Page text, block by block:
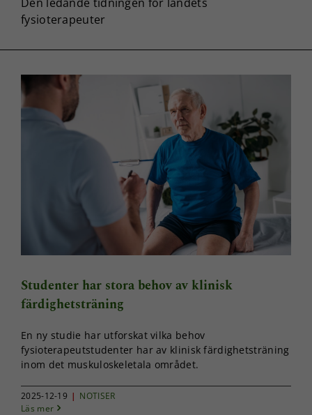
Studenter har stora behov av klinisk
färdighetsträning
En ny studie har utforskat vilka behov
fysioterapeutstudenter har av klinisk färdighetsträning
inom det muskuloskeletala området.
2025-12-19 | NOTISER
Läs mer